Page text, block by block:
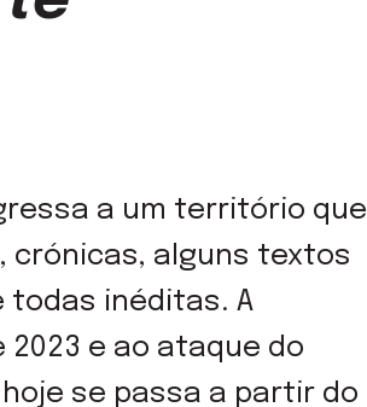
a um território que
crónicas, alguns textos
todas inéditas. A
e ao ataque do
se passa a partir do